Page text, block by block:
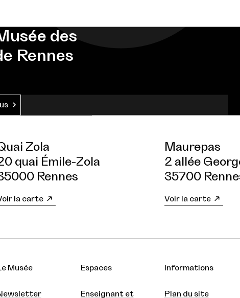
des
Rennes
Zola
quai Émile-Zola
Rennes
la carte
Maurepas
2 allée
35700
Voir la carte
Musée Espaces
Enseignant et
Informations
Plan du site